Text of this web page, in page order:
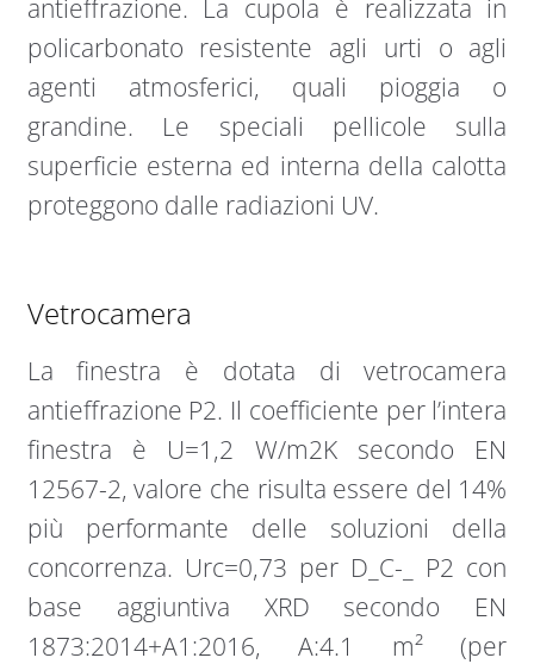
antieffrazione. La cupola è realizzata in
policarbonato resistente agli urti o agli
agenti atmosferici, quali pioggia o
grandine. Le speciali pellicole sulla
superficie esterna ed interna della calotta
proteggono dalle radiazioni UV.
Vetrocamera
La finestra è dotata di vetrocamera
antieffrazione P2. Il coefficiente per l’intera
finestra è U=1,2 W/m2K secondo EN
12567-2, valore che risulta essere del 14%
più performante delle soluzioni della
concorrenza. Urc=0,73 per D_C-_ P2 con
base aggiuntiva XRD secondo EN
1873:2014+A1:2016, A:4.1 m² (per